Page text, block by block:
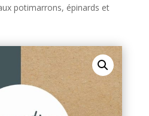
potimarrons, épinards et